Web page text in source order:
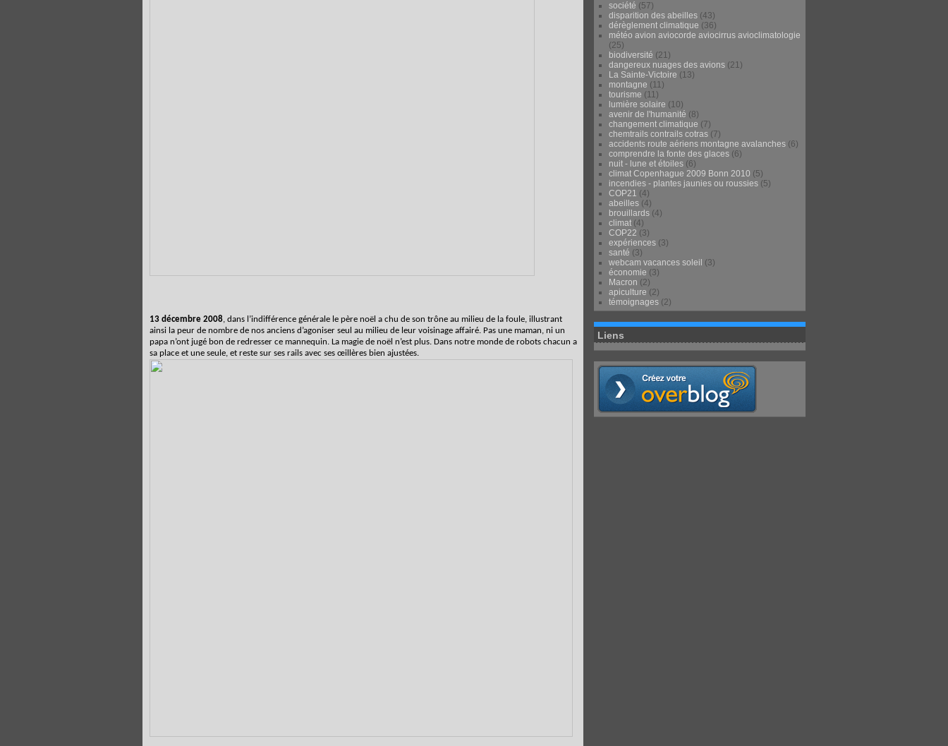
13 décembre 2008 , dans l’indifférence générale le père noël a chu de son trône au milieu de la foule, illustrant
ainsi la peur de nombre de nos anciens d’agoniser seul au milieu de leur voisinage affairé. Pas une maman, ni un
papa n’ont jugé bon de redresser ce mannequin. La magie de noël n’est plus. Dans notre monde de robots chacun a
sa place et une seule, et reste sur ses rails avec ses œillères bien ajustées.
société (57)
disparition des abeilles (43)
dérèglement climatique (36)
météo avion aviocorde aviocirrus avioclimatologie
(25)
biodiversité (21)
dangereux nuages des avions (21)
La Sainte-Victoire (13)
montagne (11)
tourisme (11)
lumière solaire (10)
avenir de l'humanité (8)
changement climatique (7)
chemtrails contrails cotras (7)
accidents route aériens montagne avalanches (6)
comprendre la fonte des glaces (6)
nuit - lune et étoiles (6)
climat Copenhague 2009 Bonn 2010 (5)
incendies - plantes jaunies ou roussies (5)
COP21 (4)
abeilles (4)
brouillards (4)
climat (4)
COP22 (3)
expériences (3)
santé (3)
webcam vacances soleil (3)
économie (3)
Macron (2)
apiculture (2)
témoignages (2)
Liens